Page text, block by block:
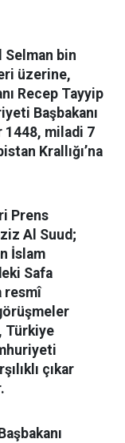
Selman bin
üzerine,
Recep Tayyip
Başbakanı
1448, miladi 7
Krallığı’na
Prens
Al Suud;
İslam
Safa
resmî
Türkiye
çıkar